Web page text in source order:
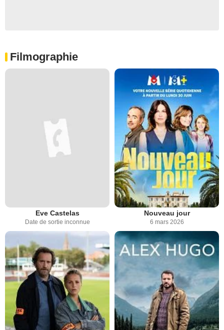
Filmographie
Eve Castelas
Date de sortie inconnue
Nouveau jour
6 mars 2026